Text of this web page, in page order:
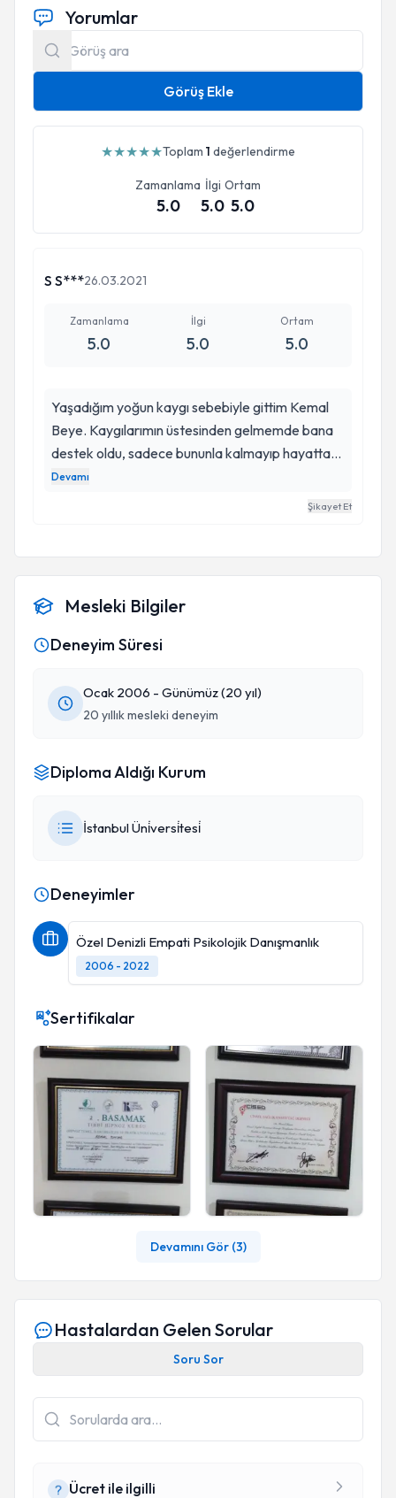
Yorumlar
Görüş Ekle
★★★★★Toplam 1 değerlendirme
Zamanlama
5.0
İlgi
5.0
Ortam
5.0
S S***26.03.2021
Zamanlama
5.0
İlgi
5.0
Ortam
5.0
Yaşadığım yoğun kaygı sebebiyle gittim Kemal
Beye. Kaygılarımın üstesinden gelmemde bana
destek oldu, sadece bununla kalmayıp hayatta
daha cesur olmamı, kendime güvenerek daha
sağlam adımlar atmamı sağladı. Kendinize belli
kadar teşekkür etsem az kalır. Varlığınız için çok
şükür hocam🙏🏻
Devamı
Şikayet Et
Mesleki Bilgiler
Deneyim Süresi
Ocak 2006 - Günümüz (20 yıl)
20 yıllık mesleki deneyim
Diploma Aldığı Kurum
İstanbul Üni̇versi̇tesi̇
Deneyimler
Özel Denizli Empati Psikolojik Danışmanlık
2006 - 2022
Sertifikalar
Devamını Gör (3)
Hastalardan Gelen Sorular
Soru Sor
Ücret ile ilgilli